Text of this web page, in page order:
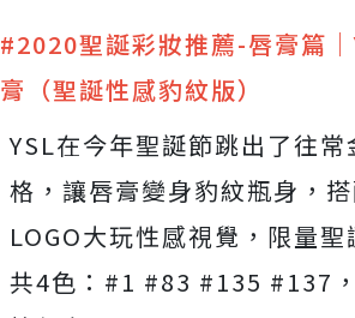
#2020聖誕彩妝推薦-唇膏篇
膏（聖誕性感豹紋版）
YSL在今年聖誕節跳出了往常
格，讓唇膏變身豹紋瓶身，
LOGO大玩性感視覺，限量
共4色：#1 #83 #135 #137